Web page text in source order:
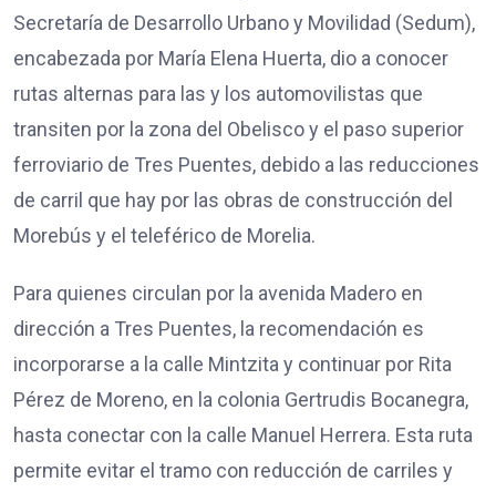
Secretaría de Desarrollo Urbano y Movilidad (Sedum),
encabezada por María Elena Huerta, dio a conocer
rutas alternas para las y los automovilistas que
transiten por la zona del Obelisco y el paso superior
ferroviario de Tres Puentes, debido a las reducciones
de carril que hay por las obras de construcción del
Morebús y el teleférico de Morelia.
Para quienes circulan por la avenida Madero en
dirección a Tres Puentes, la recomendación es
incorporarse a la calle Mintzita y continuar por Rita
Pérez de Moreno, en la colonia Gertrudis Bocanegra,
hasta conectar con la calle Manuel Herrera. Esta ruta
permite evitar el tramo con reducción de carriles y